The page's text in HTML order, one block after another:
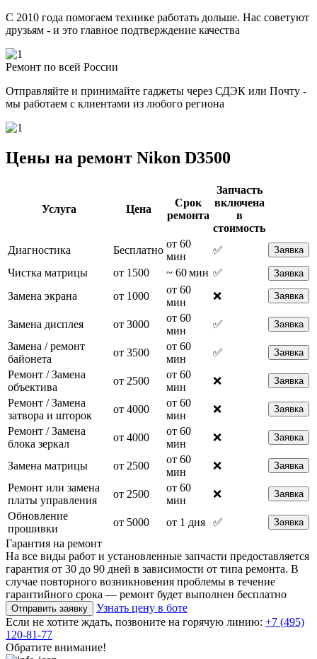
С 2010 года помогаем технике работать дольше. Нас советуют
друзьям - и это главное подтверждение качества
Ремонт по всей России
Отправляйте и принимайте гаджеты через СДЭК или Почту -
мы работаем с клиентами из любого региона
Цены на ремонт Nikon D3500
Услуга Цена
Срок
ремонта
Запчасть
включена
в
стоимость
Диагностика
Бесплатно
от 60
мин
✅ Заявка
Чистка матрицы от 1500 ~ 60 мин ✅ Заявка
Замена экрана от 1000
от 60
мин
❌ Заявка
Замена дисплея от 3000
от 60
мин
✅ Заявка
Замена / ремонт
байонета
от 3500
от 60
мин
✅ Заявка
Ремонт / Замена
объектива
от 2500
от 60
мин
❌ Заявка
Ремонт / Замена
затвора и шторок
от 4000
от 60
мин
❌ Заявка
Ремонт / Замена
блока зеркал
от 4000
от 60
мин
❌ Заявка
Замена матрицы от 2500
от 60
мин
❌ Заявка
Ремонт или замена
платы управления
от 2500
от 60
мин
❌ Заявка
Обновление
прошивки
от 5000 от 1 дня ✅ Заявка
Гарантия на ремонт
На все виды работ и установленные запчасти предоставляется
гарантия от 30 до 90 дней в зависимости от типа ремонта. В
случае повторного возникновения проблемы в течение
гарантийного срока — ремонт будет выполнен бесплатно
Отправить заявку
Узнать цену в боте
Если не хотите ждать, позвоните на горячую линию: +7 (495)
120-81-77
Обратите внимание!